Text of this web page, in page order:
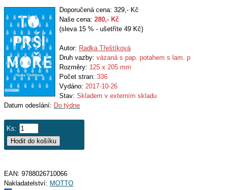
Doporučená cena: 329,- Kč
Naše cena: 280,- Kč
(sleva 15 % - ušetříte 49 Kč)
Autor: Radka Třeštíková
Druh vazby: vázaná s pap. potahem s lam. p
Rozměry: 125 x 205 mm
Počet stran: 336
Vydáno: 2017-10-26
Stav: Skladem v externím skladu
Datum odeslání: Do týdne
Ks:
EAN: 9788026710066
Nakladatelství: MOTTO